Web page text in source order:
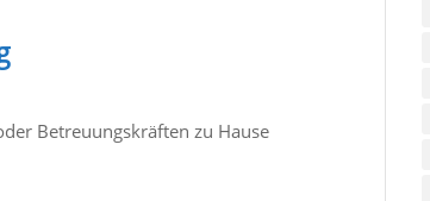
Betreuungskräften zu Hause